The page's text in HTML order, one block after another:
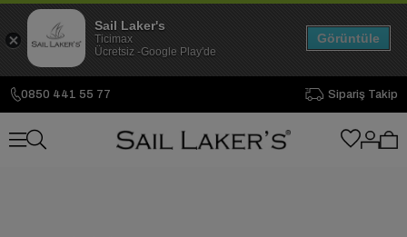
0850 441 55 77 Sipariş Takip
Sail Laker's
Ticimax
Ücretsiz -Google Play'de
Görüntüle